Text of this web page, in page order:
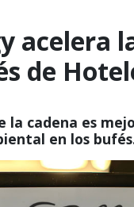
acelera
de
la cadena es
en los